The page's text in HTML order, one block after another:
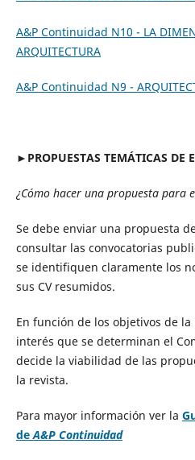
A&P Continuidad N10 - LA
ARQUITECTURA
A&P Continuidad N9 -
►PROPUESTAS TEMÁTICAS DE
¿Cómo hacer una propuesta para
Se debe enviar una propuesta
consultar las convocatorias
se identifiquen claramente los
sus CV resumidos.
En función de los objetivos de
interés que se determinan el
decide la viabilidad de las
la revista.
Para mayor información ver la
deA&P Continuidad